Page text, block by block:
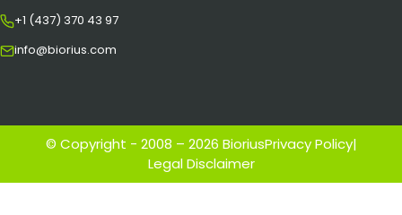
+1 (437) 370 43 97
info@biorius.com
© Copyright - 2008 – 2026 BioriusPrivacy Policy|
Legal Disclaimer